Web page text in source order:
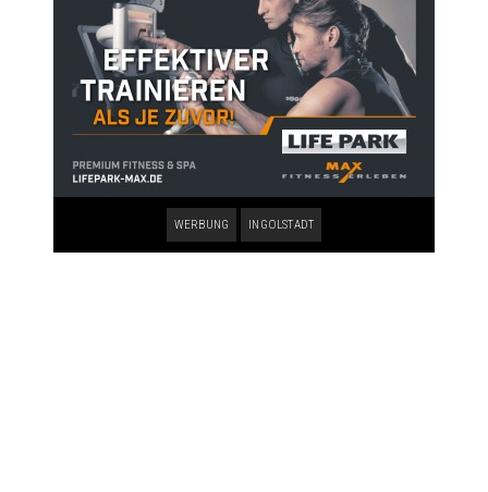
WERBUNG INGOLSTADT